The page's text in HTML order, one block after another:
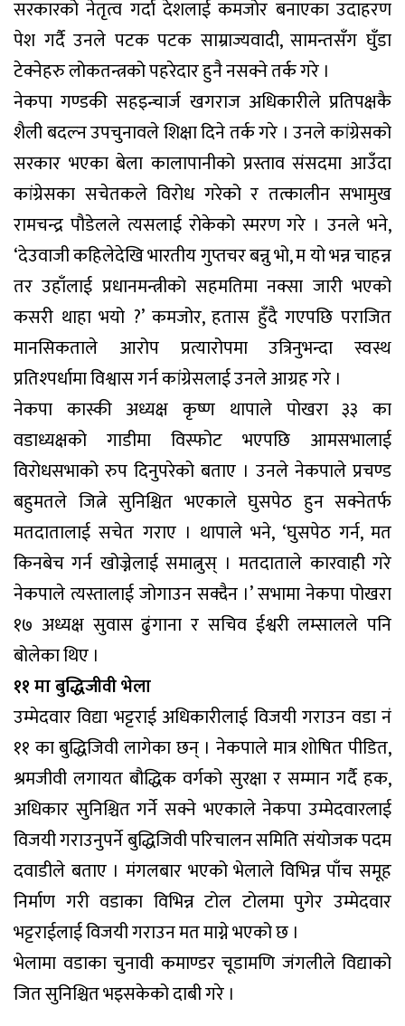
सरकारको नेतृत्व गर्दा देशलाई कमजोर बनाएका उदाहरण
पेश गर्दै उनले पटक पटक साम्राज्यवादी, सामन्तसँग घुँडा
टेक्नेहरु लोकतन्त्रको पहरेदार हुनै नसक्ने तर्क गरे ।
नेकपा गण्डकी सहइन्चार्ज खगराज अधिकारीले प्रतिपक्षकै
शैली बदल्न उपचुनावले शिक्षा दिने तर्क गरे । उनले कांग्रेसको
सरकार भएका बेला कालापानीको प्रस्ताव संसदमा आउँदा
कांग्रेसका सचेतकले विरोध गरेको र तत्कालीन सभामुख
रामचन्द्र पौडेलले त्यसलाई रोकेको स्मरण गरे । उनले भने,
‘देउवाजी कहिलेदेखि भारतीय गुप्तचर बन्नु भो, म यो भन्न चाहन्न
तर उहाँलाई प्रधानमन्त्रीको सहमतिमा नक्सा जारी भएको
कसरी थाहा भयो ?’ कमजोर, हतास हुँदै गएपछि पराजित
मानसिकताले आरोप प्रत्यारोपमा उत्रिनुभन्दा स्वस्थ
प्रतिश्पर्धामा विश्वास गर्न कांग्रेसलाई उनले आग्रह गरे ।
नेकपा कास्की अध्यक्ष कृष्ण थापाले पोखरा ३३ का
वडाध्यक्षको गाडीमा विस्फोट भएपछि आमसभालाई
विरोधसभाको रुप दिनुपरेको बताए । उनले नेकपाले प्रचण्ड
बहुमतले जित्ने सुनिश्चित भएकाले घुसपेठ हुन सक्नेतर्फ
मतदातालाई सचेत गराए । थापाले भने, ‘घुसपेठ गर्न, मत
किनबेच गर्न खोज्नेलाई समात्नुस् । मतदाताले कारवाही गरे
नेकपाले त्यस्तालाई जोगाउन सक्दैन ।’ सभामा नेकपा पोखरा
१७ अध्यक्ष सुवास ढुंगाना र सचिव ईश्वरी लम्सालले पनि
बोलेका थिए ।
११ मा बुद्धिजीवी भेला
उम्मेदवार विद्या भट्टराई अधिकारीलाई विजयी गराउन वडा नं
११ का बुद्धिजिवी लागेका छन् । नेकपाले मात्र शोषित पीडित,
श्रमजीवी लगायत बौद्धिक वर्गको सुरक्षा र सम्मान गर्दै हक,
अधिकार सुनिश्चित गर्ने सक्ने भएकाले नेकपा उम्मेदवारलाई
विजयी गराउनुपर्ने बुद्धिजिवी परिचालन समिति संयोजक पदम
दवाडीले बताए । मंगलबार भएको भेलाले विभिन्न पाँच समूह
निर्माण गरी वडाका विभिन्न टोल टोलमा पुगेर उम्मेदवार
भट्टराईलाई विजयी गराउन मत माग्ने भएको छ ।
भेलामा वडाका चुनावी कमाण्डर चूडामणि जंगलीले विद्याको
जित सुनिश्चित भइसकेको दाबी गरे ।